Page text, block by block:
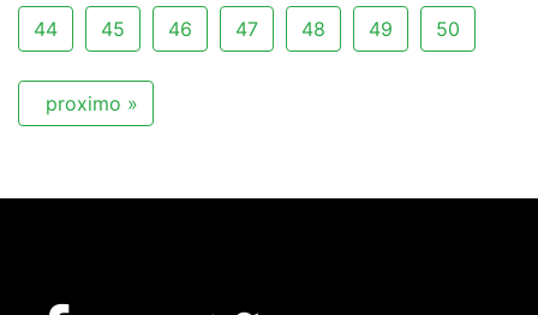
44 45 46 47 48 49 50
proximo »